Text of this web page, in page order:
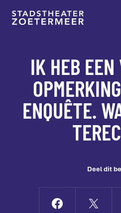
IK HEB EEN
ENQUÊTE.
Deel dit